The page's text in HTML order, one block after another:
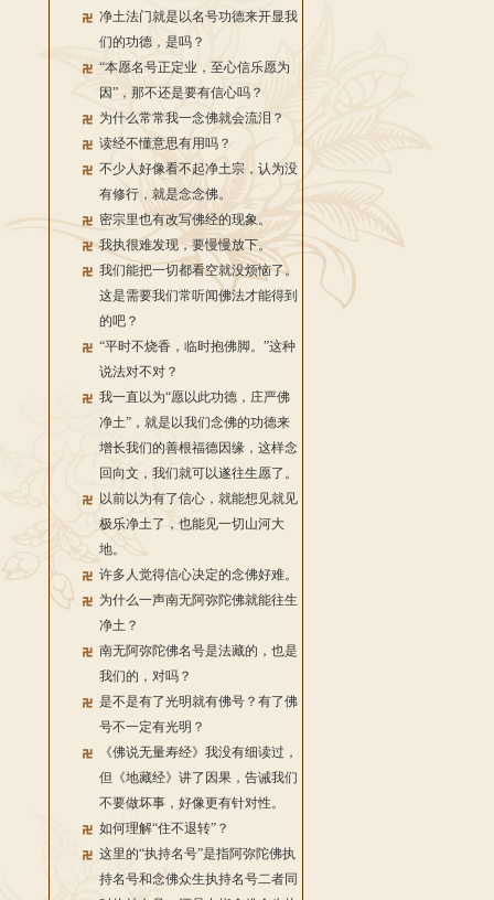
净土法门就是以名号功德来开显我
们的功德，是吗？
“本愿名号正定业，至心信乐愿为
因”，那不还是要有信心吗？
为什么常常我一念佛就会流泪？
读经不懂意思有用吗？
不少人好像看不起净土宗，认为没
有修行，就是念念佛。
密宗里也有改写佛经的现象。
我执很难发现，要慢慢放下。
我们能把一切都看空就没烦恼了。
这是需要我们常听闻佛法才能得到
的吧？
“平时不烧香，临时抱佛脚。”这种
说法对不对？
我一直以为“愿以此功德，庄严佛
净土”，就是以我们念佛的功德来
增长我们的善根福德因缘，这样念
回向文，我们就可以遂往生愿了。
以前以为有了信心，就能想见就见
极乐净土了，也能见一切山河大
地。
许多人觉得信心决定的念佛好难。
为什么一声南无阿弥陀佛就能往生
净土？
南无阿弥陀佛名号是法藏的，也是
我们的，对吗？
是不是有了光明就有佛号？有了佛
号不一定有光明？
《佛说无量寿经》我没有细读过，
但《地藏经》讲了因果，告诫我们
不要做坏事，好像更有针对性。
如何理解“住不退转”？
这里的“执持名号”是指阿弥陀佛执
持名号和念佛众生执持名号二者同